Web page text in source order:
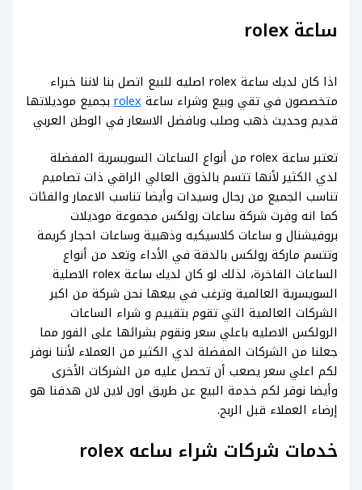
ساعة rolex
اذا كان لديك ساعة rolex اصليه للبيع اتصل بنا لاننا خبراء
متخصصون في تقي وبيع وشراء ساعةrolexبجميع موديلاتها
قديم وحديث ذهب وصلب وبافضل الاسعار في الوطن العربي
تعتبر ساعة rolex من أنواع الساعات السويسرية المفضلة
لدي الكثير لأنها تتسم بالذوق العالي الراقي ذات تصاميم
تناسب الجميع من رجال وسيدات وأيضا تناسب الاعمار والفئات
كما انه وفرت شركة ساعات رولكس مجموعة موديلات
بروفيشنال و ساعات كلاسيكيه وذهبية وساعات احجار كريمة
وتتسم ماركة رولكس بالدقة في الأداء وتعد من أنواع
الساعات الفاخرة، لذلك لو كان لديك ساعة rolex الاصلية
السويسرية العالمية وترغب في بيعها نحن شركة من اكبر
الشركات العالمية التي تقوم بتقييم و شراء الساعات
الرولكس الاصليه باعلي سعر ونقوم بشرائها على الفور مما
جعلنا من الشركات المفضلة لدي الكثير من العملاء لأننا نوفر
لكم اعلي سعر يصعب أن تحصل عليه من الشركات الأخرى
وأيضا نوفر لكم خدمة البيع عن طريق اون لاين لان هدفنا هو
إرضاء العملاء قبل الربح.
خدمات شركات شراء ساعه rolex